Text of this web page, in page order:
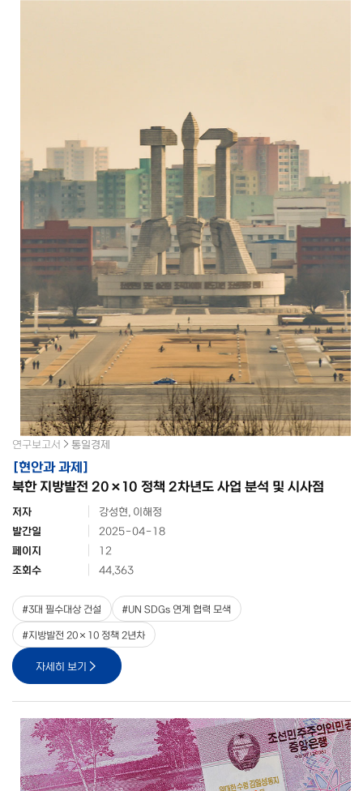
연구보고서 통일경제
[현안과 과제]
북한 지방발전 20×10 정책 2차년도 사업 분석 및 시사점
저자
강성현, 이해정
발간일
2025-04-18
페이지
12
조회수
44,363
#3대 필수대상 건설 #UN SDGs 연계 협력 모색
#지방발전 20×10 정책 2년차
자세히 보기